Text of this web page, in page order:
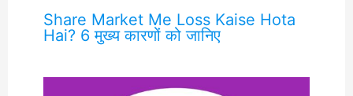
Share Market Me Loss Kaise Hota
Hai? 6 मुख्य कारणों को जानिए